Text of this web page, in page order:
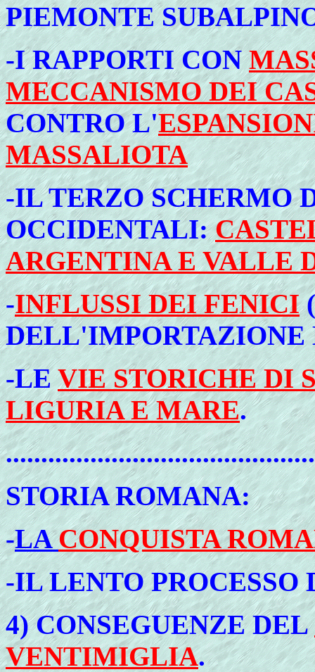
PIEMONTE
-I RAPPORTI CON
MECCANISMO DEI
CONTRO L'
MASSALIOTA
-IL TERZO SCHERMO
OCCIDENTALI:
ARGENTINA E VALLE
-INFLUSSI DEI FENICI
-LEVIE STORICHE DI
LIGURIA E MARE.
STORIAROMANA:
-LACONQUISTA
-IL LENTO PROCESSO
4)CONSEGUENZE DEL
VENTIMIGLIA.